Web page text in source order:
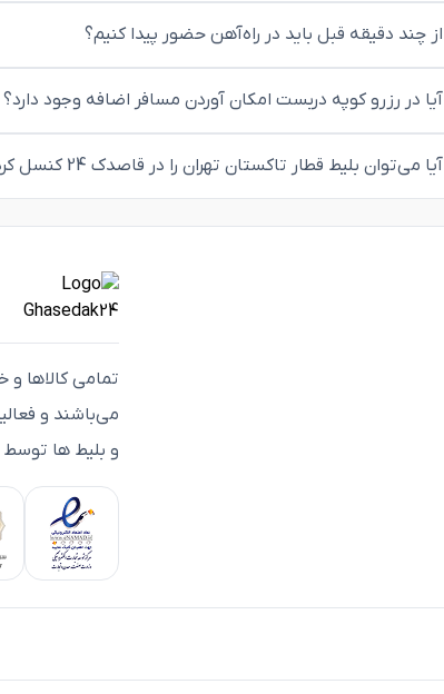
از چند دقیقه قبل باید در راه‌آهن حضور پیدا کنیم؟
آیا در رزرو کوپه دربست امکان آوردن مسافر اضافه وجود دارد؟
آیا می‌توان بلیط قطار تاکستان تهران را در قاصدک 24 کنسل کرد؟
تمامی كالاها
می‌باشند و
و بلیط ها توسط